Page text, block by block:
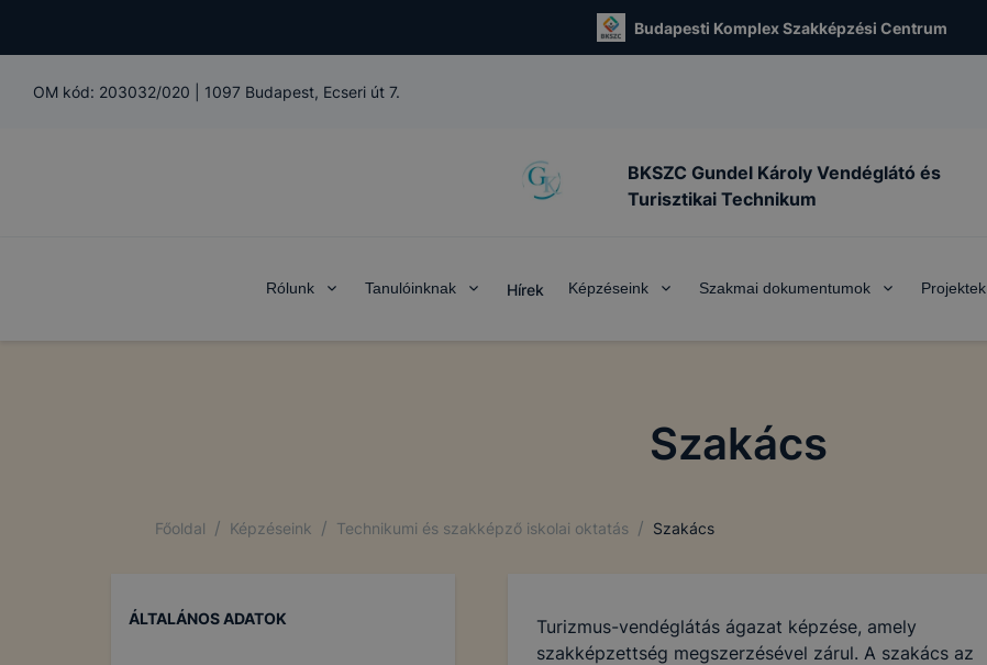
Budapesti Komplex Szakképzési Centrum
OM kód: 203032/020 1097 Budapest, Ecseri út 7.
BKSZC Gundel Károly Vendéglátó és
Turisztikai Technikum
Rólunk Tanulóinknak Hírek Képzéseink Szakmai dokumentumok Projektek
Szakács
Főoldal / Képzéseink / Technikumi és szakképző iskolai oktatás / Szakács
ÁLTALÁNOS ADATOK
Turizmus-vendéglátás ágazat képzése, amely
szakképzettség megszerzésével zárul. A szakács az